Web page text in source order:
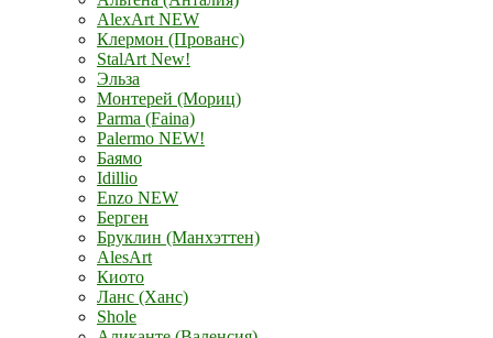
AlexArt NEW
Клермон (Прованс)
StalArt New!
Эльза
Монтерей (Мориц)
Parma (Faina)
Palermo NEW!
Баямо
Idillio
Enzo NEW
Берген
Бруклин (Манхэттен)
AlesArt
Киото
Ланс (Ханс)
Shole